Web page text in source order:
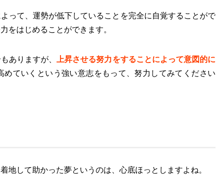
って、運勢が低下していることを完全に自覚することがで
をはじめることができます。
ありますが、
上昇させる努力をすることによって意図的に
めていくという強い意志をもって、努力してみてください
地して助かった夢というのは、心底ほっとしますよね。